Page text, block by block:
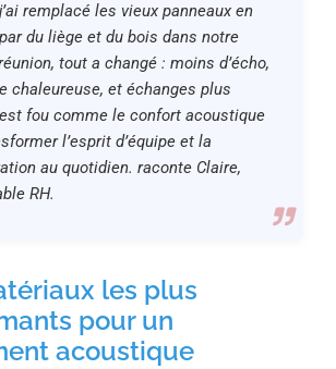
remplacé les vieux panneaux en
du liège et du bois dans notre
tout a changé : moins d’écho,
chaleureuse, et échanges plus
fou comme le confort acoustique
l’esprit d’équipe et la
au quotidien. raconte Claire,
RH.
les plus
pour un
acoustique